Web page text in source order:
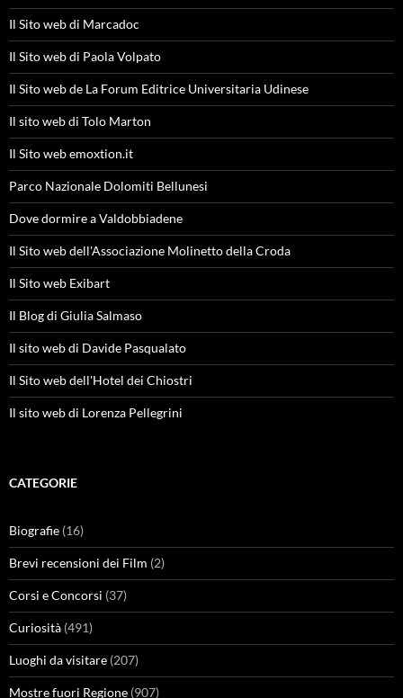
Il Sito web di Marcadoc
Il Sito web di Paola Volpato
Il Sito web de La Forum Editrice Universitaria Udinese
Il sito web di Tolo Marton
Il Sito web emoxtion.it
Parco Nazionale Dolomiti Bellunesi
Dove dormire a Valdobbiadene
Il Sito web dell'Associazione Molinetto della Croda
Il Sito web Exibart
Il Blog di Giulia Salmaso
Il sito web di Davide Pasqualato
Il Sito web dell'Hotel dei Chiostri
Il sito web di Lorenza Pellegrini
CATEGORIE
Biografie (16)
Brevi recensioni dei Film (2)
Corsi e Concorsi (37)
Curiosità (491)
Luoghi da visitare (207)
Mostre fuori Regione (907)